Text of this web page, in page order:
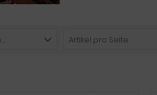
Artikel pro Seite